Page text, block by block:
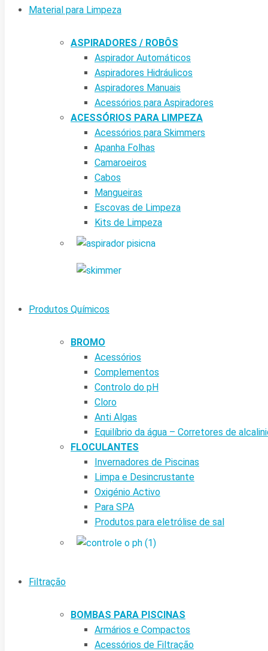
Material para Limpeza
ASPIRADORES / ROBÔS
Aspirador Automáticos
Aspiradores Hidráulicos
Aspiradores Manuais
Acessórios para Aspiradores
ACESSÓRIOS PARA LIMPEZA
Acessórios para Skimmers
Apanha Folhas
Camaroeiros
Cabos
Mangueiras
Escovas de Limpeza
Kits de Limpeza
Produtos Químicos
BROMO
Acessórios
Complementos
Controlo do pH
Cloro
Anti Algas
Equilíbrio da água – Corretores de
FLOCULANTES
Invernadores de Piscinas
Limpa e Desincrustante
Oxigénio Activo
Para SPA
Produtos para eletrólise de sal
Filtração
BOMBAS PARA PISCINAS
Armários e Compactos
Acessórios de Filtração